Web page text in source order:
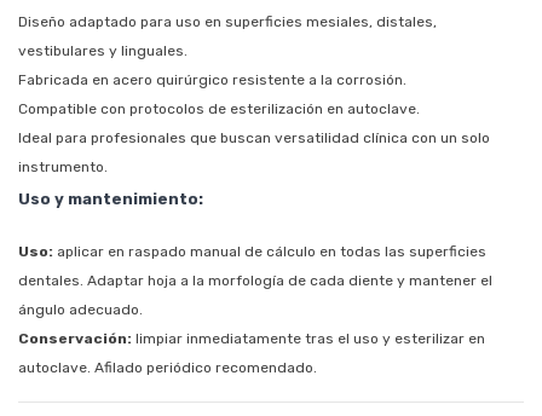
Diseño adaptado para uso en superficies mesiales, distales,
vestibulares y linguales.
Fabricada en acero quirúrgico resistente a la corrosión.
Compatible con protocolos de esterilización en autoclave.
Ideal para profesionales que buscan versatilidad clínica con un solo
instrumento.
Uso y mantenimiento:
Uso: aplicar en raspado manual de cálculo en todas las superficies
dentales. Adaptar hoja a la morfología de cada diente y mantener el
ángulo adecuado.
Conservación: limpiar inmediatamente tras el uso y esterilizar en
autoclave. Afilado periódico recomendado.